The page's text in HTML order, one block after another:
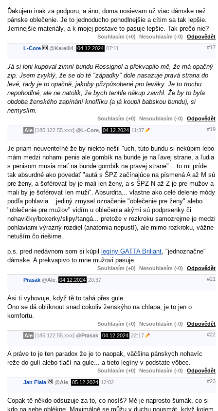
Ďakujem inak za podporu, a áno, doma nosievam už viac dámske než
pánske oblečenie. Je to jednoducho pohodlnejšie a cítim sa tak lepšie.
Jemnejšie materiály, a k mojej postave to pasuje lepšie. Tak prečo nie?
Souhlasím (+0) Nesouhlasím (-0) Odpovědět
L-Core @Karel04 04.12.2024 07:11 #17
Já si loni kupoval zimní bundu Rossignol a překvapilo mě, že má opačný
zip. Jsem zvyklý, že se do té "západky" dole nasazuje pravá strana do
levé, tady je to opačně, jakoby přizpůsobené pro leváky. Je to trochu
nepohodlné, ale ne natolik, že bych tenhle nákup zavrhl. Že by to byla
obdoba ženského zapínání knoflíku (a já koupil babskou bundu), si
nemyslím.
Souhlasím (+0) Nesouhlasím (-0) Odpovědět
Ale [185.122.55.xxx] @L-Core 04.12.2024 11:37 #19
Je priam neuveriteľné že by niekto riešil "uch, túto bundu si nekúpim lebo
mám medzi nohami penis ale gombík na bunde je na ľavej strane, a ľudia
s penisom musia mať na bunde gombík na pravej strane"... to mi príde
tak absurdné ako povedať "autá s ŠPZ začínajúce na písmená A až M sú
pre ženy, a šoférovať by je mali len ženy, a s ŠPZ N až Z je pre mužov a
mali by je šoférovať len muži". Absurdita... vlastne ako celé delenie módy
podľa pohlavia... jediný zmysel označenie "oblečenie pre ženy" alebo
"oblečenie pre mužov" vidím u oblečenia akými sú podprsenky či
nohavičky/boxerky/slipy/tangá... pretože v rozkroku samozrejme je medzi
pohlaviami výrazný rozdiel (anatómia nepustí), ale mimo rozkroku, vážne
netuším čo riešime.
p.s. pred nedávnom som si kúpil legíny GATTA Briliant , "jednoznačne"
dámske. A prekvapivo to mne mužovi pasuje.
Souhlasím (+0) Nesouhlasím (-0) Odpovědět
Prasak @Ale 04.12.2024 20:37 #21
Asi ti vyhovuje, když tě to tahá přes gule.
Ono se dá oblíknout snad cokoliv ženskýho na chlapa, je to jen o
komfortu.
Souhlasím (+0) Nesouhlasím (-0) Odpovědět
Ale [185.122.55.xxx] @Prasak 04.12.2024 22:17 #22
A práve to je ten paradox že je to naopak, väčšina pánskych nohavíc
reže do gulí alebo tlačí na gule... a tieto legíny v podstate vôbec.
Souhlasím (+0) Nesouhlasím (-0) Odpovědět
Jan Fiala @Ale 05.12.2024 12:02 #23
Copak tě někdo odsuzuje za to, co nosíš? Mě je naprosto šumák, co si
kdo na sebe oblékne. Maximálně se můžu v duchu pousmát, když kolem